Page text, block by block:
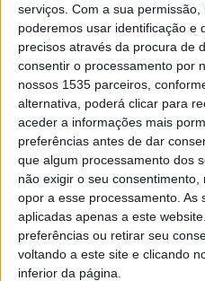
serviços. Com a sua
poderemos usar identificação e
precisos através da procura de
consentir o processamento por
nossos 1535 parceiros,
alternativa, poderá clicar para
aceder a informações mais
preferências antes de dar
que algum processamento dos
não exigir o seu
opor a esse processamento. As
aplicadas apenas a este
preferências ou retirar seu
voltando a este site e clicando
inferior da página.
Portuguesa de Futebol, em
Futebol de Castelo Branco e
A atividade decorreu no
a presença da
Portuguesa de Futebol,
da Câmara de Proença-a-
importância do
de estilos de vida ativos e
junto da população sénior.
A autarquia conta que a